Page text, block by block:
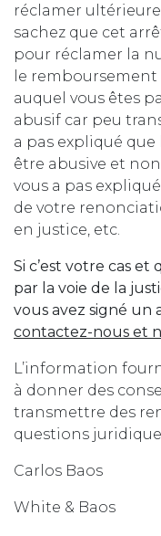
réclamer
sachez que cet
pour réclamer la
le remboursement
auquel vous êtes
abusif car peu
a pas expliqué
être abusive et
vous a pas
de votre
en justice, etc.
Si c’est votre cas
par la voie de la
vous avez signé un
contactez-nous et
L’information
à donner des
transmettre des
questions
Carlos Baos
White & Baos